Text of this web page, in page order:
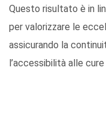
Questo risultato è in
per valorizzare le
assicurando la
l’accessibilità alle